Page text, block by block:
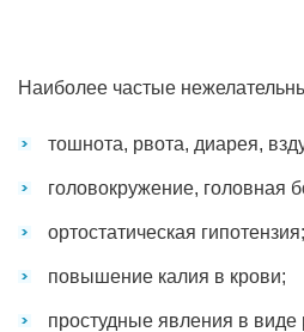
Наиболее частые
тошнота, рвота, диарея,
головокружение, головная
ортостатическая гипотензия;
повышение калия в крови;
простудные явления в виде